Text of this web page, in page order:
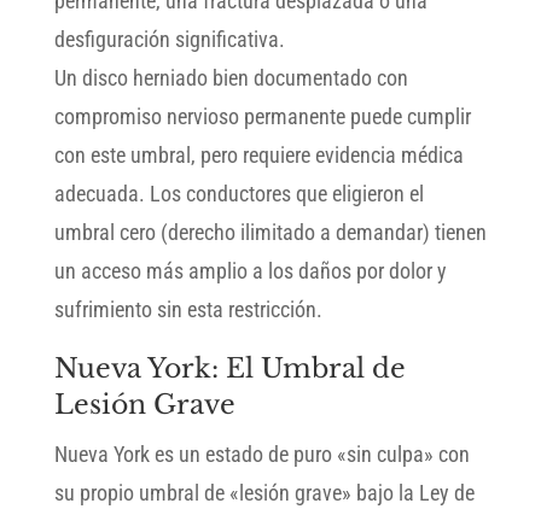
desfiguración significativa.
Un disco herniado bien documentado con
compromiso nervioso permanente puede cumplir
con este umbral, pero requiere evidencia médica
adecuada. Los conductores que eligieron el
umbral cero (derecho ilimitado a demandar) tienen
un acceso más amplio a los daños por dolor y
sufrimiento sin esta restricción.
Nueva York: El Umbral de
Lesión Grave
Nueva York es un estado de puro «sin culpa» con
su propio umbral de «lesión grave» bajo la Ley de